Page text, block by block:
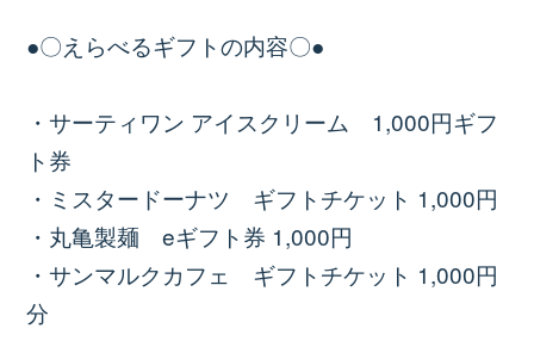
●〇えらべるギフトの内容〇●
・サーティワン アイスクリーム 1,000円ギフ
ト券
・ミスタードーナツ ギフトチケット 1,000円
・丸亀製麺 eギフト券 1,000円
・サンマルクカフェ ギフトチケット 1,000円
分